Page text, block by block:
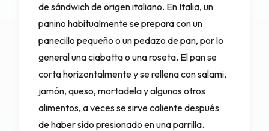
de sándwich de origen italiano. En Italia, un
panino habitualmente se prepara con un
panecillo pequeño o un pedazo de pan, por lo
general una ciabatta o una roseta. El pan se
corta horizontalmente y se rellena consalami,
jamón, queso, mortadelay algunos otros
alimentos, a veces se sirve caliente después
de haber sido presionado en una parrilla.